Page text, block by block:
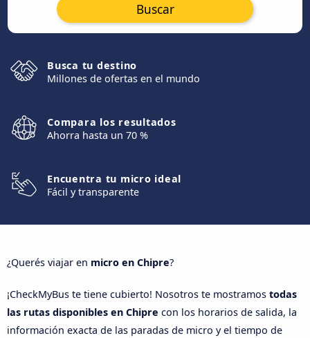
Buscar
Busca tu destino
Millones de ofertas en el mundo
Compara los resultados
Ahorra hasta un 70 %
Encuentra tu micro ideal
Fácil y transparente
¿Querés viajar en micro en Chipre?
¡CheckMyBus te tiene cubierto! Nosotros te mostramos todas
las rutas disponibles en Chipre con los horarios de salida, la
información exacta de las paradas de micro y el tiempo de